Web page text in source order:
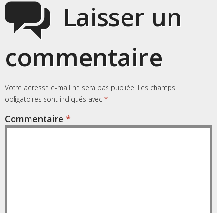
Laisser un
commentaire
Votre adresse e-mail ne sera pas publiée. Les champs
obligatoires sont indiqués avec *
Commentaire *